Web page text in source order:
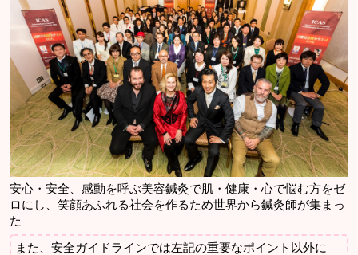
安心・安全、感動を呼ぶ美容鍼灸で肌・健康・心で悩む方をゼ
ロにし、笑顔あふれる社会を作るため世界から鍼灸師が集まっ
た
また、安全ガイドラインでは左記の重要なポイント以外に